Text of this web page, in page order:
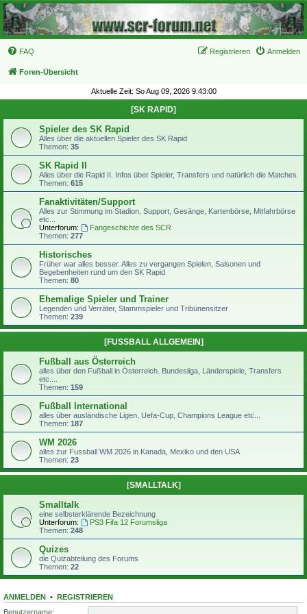
FAQ Anmelden
Registrieren
Foren-Übersicht
Aktuelle Zeit: So Aug 09, 2026 9:43:00
[SK RAPID]
Spieler des SK Rapid
Alles über die aktuellen Spieler des SK Rapid
Themen: 35
SK Rapid II
Alles über die Rapid II. Infos über Spieler, Transfers und natürlich die Matches.
Themen: 615
Fanaktivitäten/Support
Alles zur Stimmung im Stadion, Support, Gesänge, Kartenbörse, Mitfahrbörse
etc...
Unterforum:
Fangeschichte des SCR
Themen: 277
Historisches
Früher war alles besser. Alles zu vergangen Spielen, Saisonen und
Begebenheiten rund um den SK Rapid
Themen: 80
Ehemalige Spieler und Trainer
Legenden und Verräter, Stammspieler und Tribünensitzer
Themen: 239
[FUSSBALL ALLGEMEIN]
Fußball aus Österreich
alles über den Fußball in Österreich. Bundesliga, Länderspiele, Transfers
etc....
Themen: 159
Fußball International
alles über ausländische Ligen, Uefa-Cup, Champions League etc...
Themen: 187
WM 2026
alles zur Fussball WM 2026 in Kanada, Mexiko und den USA
Themen: 23
[SMALLTALK]
Smalltalk
eine selbsterklärende Bezeichnung
Unterforum:
PS3 Fifa 12 Forumsliga
Themen: 248
Quizes
die Quizabteilung des Forums
Themen: 22
ANMELDEN • REGISTRIEREN
Benutzername: